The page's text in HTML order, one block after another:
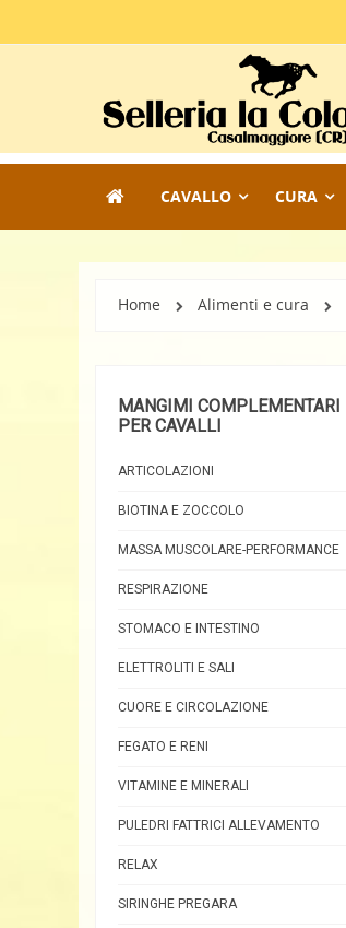
CAVALLO CURA
Home Alimenti e cura
MANGIMI COMPLEMENTARI
PER CAVALLI
ARTICOLAZIONI
BIOTINA E ZOCCOLO
MASSA MUSCOLARE-PERFORMANCE
RESPIRAZIONE
STOMACO E INTESTINO
ELETTROLITI E SALI
CUORE E CIRCOLAZIONE
FEGATO E RENI
VITAMINE E MINERALI
PULEDRI FATTRICI ALLEVAMENTO
RELAX
SIRINGHE PREGARA